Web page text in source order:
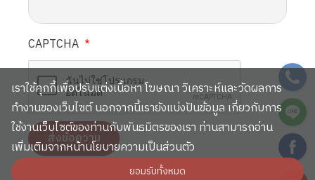
CAPTCHA
เราใช้คุกกี้เพื่อปรับแต่งเนื้อหา โฆษณา วิเคราะห์และวัดผลการ
ทำงานของเว็บไซต์ นอกจากนี้เรายังแบ่งปันข้อมูล เกี่ยวกับการ
ใช้งานเว็บไซต์ของท่านกับพันธมิตรของเรา ท่านสามารถอ่าน
เพิ่มเติมจากหน้านโยบายความเป็นส่วนตัว
ยอมรับทั้งหมด
SVG
SVG
SVG